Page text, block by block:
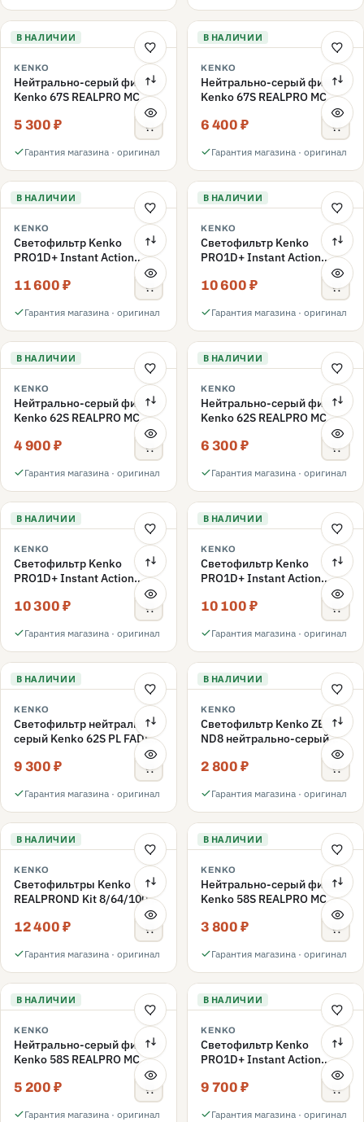
В НАЛИЧИИ
KENKO
Нейтрально-серый фильтр
Kenko 67S REALPRO MC
5 300 ₽
Гарантия магазина · оригинал
В НАЛИЧИИ
KENKO
Нейтрально-серый фильтр
Kenko 67S REALPRO MC
6 400 ₽
Гарантия магазина · оригинал
В НАЛИЧИИ
KENKO
Светофильтр Kenko
PRO1D+ Instant Action
Variable NDX3-450+C-PLS
переменной плотности
11 600 ₽
Гарантия магазина · оригинал
В НАЛИЧИИ
KENKO
Светофильтр Kenko
PRO1D+ Instant Action
Variable NDX3-450+C-PL
переменной плотности
10 600 ₽
Гарантия магазина · оригинал
В НАЛИЧИИ
KENKO
Нейтрально-серый фильтр
Kenko 62S REALPRO MC
4 900 ₽
Гарантия магазина · оригинал
В НАЛИЧИИ
KENKO
Нейтрально-серый фильтр
Kenko 62S REALPRO MC
6 300 ₽
Гарантия магазина · оригинал
В НАЛИЧИИ
KENKO
Светофильтр Kenko
PRO1D+ Instant Action
Variable NDX3-450+C-PLS
переменной плотности
10 300 ₽
Гарантия магазина · оригинал
В НАЛИЧИИ
KENKO
Светофильтр Kenko
PRO1D+ Instant Action
Variable NDX3-450+C-PL
переменной плотности
10 100 ₽
Гарантия магазина · оригинал
В НАЛИЧИИ
KENKO
Светофильтр нейтрально-
серый Kenko 62S PL FADER
с переменной плотностью
ND3-ND400 62mm
9 300 ₽
Гарантия магазина · оригинал
В НАЛИЧИИ
KENKO
Светофильтр Kenko ZETA
ND8 нейтрально-серый
2 800 ₽
Гарантия магазина · оригинал
В НАЛИЧИИ
KENKO
Светофильтры Kenko
REALPROND Kit 8/64/1000
12 400 ₽
Гарантия магазина · оригинал
В НАЛИЧИИ
KENKO
Нейтрально-серый фильтр
Kenko 58S REALPRO MC
3 800 ₽
Гарантия магазина · оригинал
В НАЛИЧИИ
KENKO
Нейтрально-серый фильтр
Kenko 58S REALPRO MC
5 200 ₽
Гарантия магазина · оригинал
В НАЛИЧИИ
KENKO
Светофильтр Kenko
PRO1D+ Instant Action
Variable NDX3-450+C-PLS
переменной плотности
9 700 ₽
Гарантия магазина · оригинал